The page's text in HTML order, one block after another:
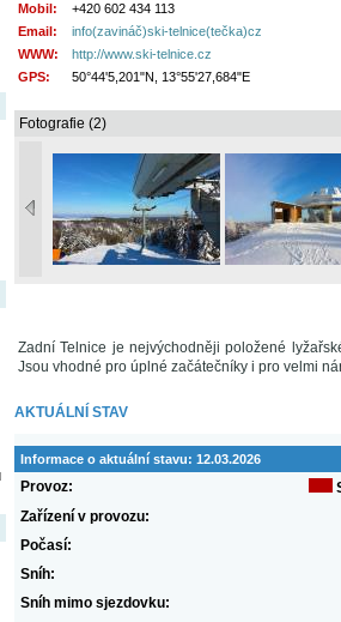
Mobil:
+420 602 434 113
Email:
info(zavináč)ski-telnice(tečka)cz
WWW:
http://www.ski-telnice.cz
GPS:
50°44'5,201"N, 13°55'27,684"E
Fotografie (2)
Zadní Telnice je nejvýchodněji položené
Jsou vhodné pro úplné začátečníky i pro velmi
AKTUÁLNÍ STAV
Informace o aktuální stavu: 12.03.2026
Provoz:
Zařízení v provozu:
Počasí:
Sníh:
Sníh mimo sjezdovku: